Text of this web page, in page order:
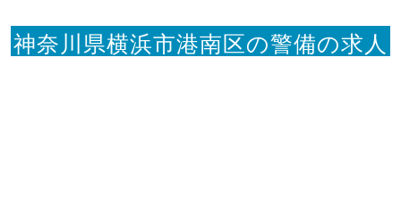
神奈川県横浜市港南区の警備の求人